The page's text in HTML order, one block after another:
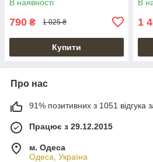
В наявності
790 ₴ 1 025 ₴
Купити
В
1
Про нас
91% позитивних з 1051 відгука
Працює з 29.12.2015
м. Одеса
Одеса, Україна